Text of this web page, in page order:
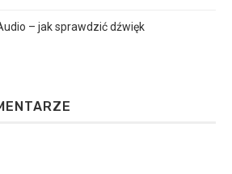
– jak sprawdzić dźwięk